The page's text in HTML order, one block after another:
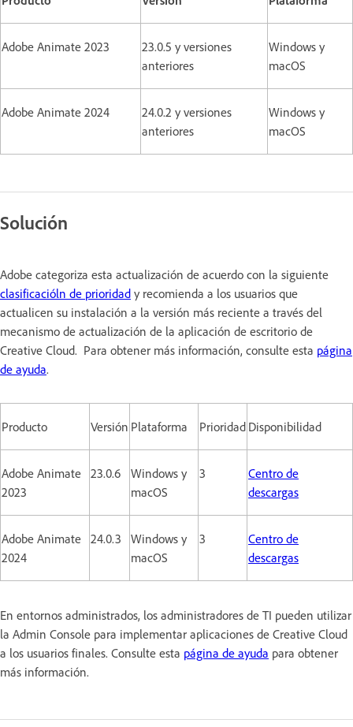
Adobe Animate 2023
23.0.5 y versiones
anteriores
Windows y
macOS
Adobe Animate 2024
24.0.2 y versiones
anteriores
Windows y
macOS
Solución
Adobe categoriza esta actualización de acuerdo con la siguiente
clasificacióln de prioridad y recomienda a los usuarios que
actualicen su instalación a la versión más reciente a través del
mecanismo de actualización de la aplicación de escritorio de
Creative Cloud. Para obtener más información, consulte esta página
de ayuda.
Producto Versión Plataforma Prioridad Disponibilidad
Adobe Animate
2023
23.0.6
Windows y
macOS
3
Centro de
descargas
Adobe Animate
2024
24.0.3
Windows y
macOS
3
Centro de
descargas
En entornos administrados, los administradores de TI pueden utilizar
la Admin Console para implementar aplicaciones de Creative Cloud
a los usuarios finales. Consulte esta página de ayuda para obtener
más información.